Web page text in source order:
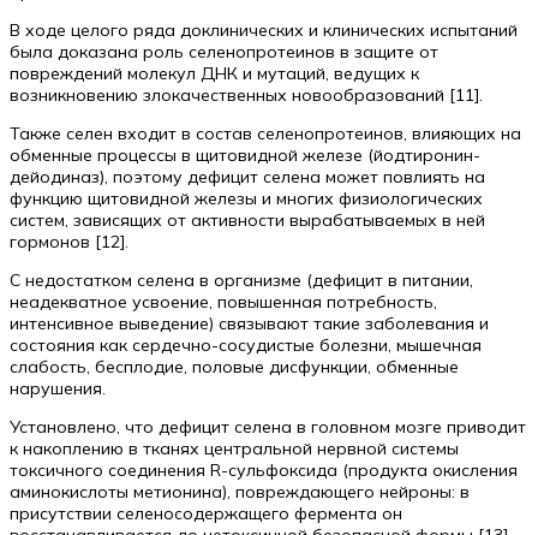
В ходе целого ряда доклинических и клинических испытаний
была доказана роль селенопротеинов в защите от
повреждений молекул ДНК и мутаций, ведущих к
возникновению злокачественных новообразований [11].
Также селен входит в состав селенопротеинов, влияющих на
обменные процессы в щитовидной железе (йодтиронин-
дейодиназ), поэтому дефицит селена может повлиять на
функцию щитовидной железы и многих физиологических
систем, зависящих от активности вырабатываемых в ней
гормонов [12].
С недостатком селена в организме (дефицит в питании,
неадекватное усвоение, повышенная потребность,
интенсивное выведение) связывают такие заболевания и
состояния как сердечно-сосудистые болезни, мышечная
слабость, бесплодие, половые дисфункции, обменные
нарушения.
Установлено, что дефицит селена в головном мозге приводит
к накоплению в тканях центральной нервной системы
токсичного соединения R-сульфоксида (продукта окисления
аминокислоты метионина), повреждающего нейроны: в
присутствии селеносодержащего фермента он